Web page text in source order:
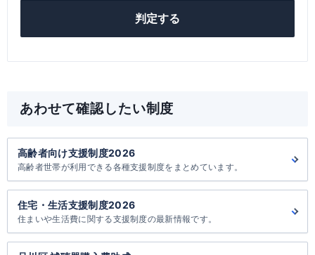
判定する
あわせて確認したい制度
高齢者向け支援制度2026
高齢者世帯が利用できる各種支援制度をまとめています。
住宅・生活支援制度2026
住まいや生活費に関する支援制度の最新情報です。